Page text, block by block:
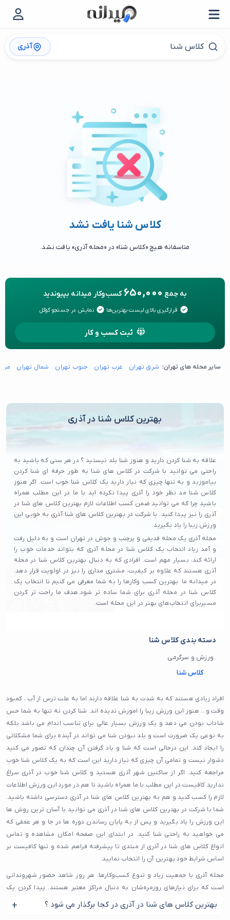
آذری
کلاس شنا یافت نشد
متاسفانه هیچ «کلاس شنا» در «محله آذری» یافت نشد.
به جمع 650,000 کسب‌وکار میدانه بپیوندید
قرارگیری بالای لیست بهترین‌ها نمایش در جستجو گوگل
ثبت کسب و کار
سایر محله های تهران: شرق تهران غرب تهران جنوب تهران شمال تهران
بهترین کلاس شنا در آذری
علاقه به شنا کردن دارید و هنوز شنا بلد نیستید ؟ در هر سنی که باشید به
راحتی می توانید با شرکت در کلاس های شنا به طور حرفه ای شنا کردن
بیاموزید و به تنها چیزی که نیاز دارید یک کلاس شنا خوب است. اگر هنوز
کلاس شنا مد نظر خود را آذری پیدا نکرده اید با ما در این مطلب همراه
باشید چرا که می توانید ضمن کسب اطلاعات لازم بهترین کلاس های شنا در
آذری را نیز پیدا کنید. با شرکت در بهترین کلاس های شنا آذری به خوبی این
ورزش زیبا را یاد بگیرید.
محله آذری یک محله قدیمی و پرچنب و جوش در تهران است و به دلیل رفت
و آمد زیاد انتخاب یک کلاس شنا در محله آذری که بتواند خدمات خوب را
ارائه کند، بسیار مهم است. افرادی که به دنبال بهترین کلاس شنا در محله
آذری هستند که علاوه بر کیفیت، مشتری‌ مداری را نیز در اولویت قرار دهد.
در میدانه ما بهترین کسب‌ وکارها را به شما معرفی می‌ کنیم تا انتخاب یک
کلاس شنا در محله آذری برای شما ساده‌ تر شود.هدف ما راحت تر کردن
مسیربرای انتخاب‌های بهتر در این محله است.
دسته بندی کلاس شنا
ورزش و سرگرمی
کلاس شنا
افراد زیادی هستند که به شدت به شنا علاقه دارند اما به علت ترس از آب ، کمبود
وقت و... هنوز این ورزش زیبا را اموزش ندیده اند. شنا کردن نه تنها به شما حس
شاداب بودن می دهد و یک ورزش بسیار عالی برای تناسب اندام می باشد بلکه
به نوعی یک ضرورت است و بلد نبودن شنا می تواند در آینده برای شما مشکلاتی
را ایجاد کند. این درحالی است که شنا و یاد گرفتن آن چندان که تصور می کنید
دشوار نیست و تمامی آن چیزی که نیاز دارید این است که به یک کلاس شنا خوب
مراجعه کنید. اگر از ساکنین شهر آذری هستید و کلاس شنا خوب در آذری سراغ
ندارید کافیست در این مطلب با ما همراه باشید تا هم در مورد این ورزش اطلاعات
لازم را کسب کنید و هم به بهترین کلاس های شنا در آذری دسترسی داشته باشید.
شما با شرکت در بهترین کلاس های شنا در آذری می توانید با آسان ترین روش ها
این ورزش را یاد بگیرید و پس از به پایان رساندن دوره ها در جا و هر عمقی که
می خواهید به راحتی شنا کنید. در ابتدای این صفحه امکان مشاهده و تماس
انواع کلاس های شنا در آذری از مبتدی تا پیشرفته فراهم شده و تنها کافیست بر
اساس شرایط خود بهترین آن را انتخاب نمایید.
محله آذری با جمعیت زیاد و تنوع کسب‌وکارها، هر روز شاهد حضور شهروندانی
است که برای نیازهای روزمره‌شان به دنبال مراکز معتبر هستند. پیدا کردن یک
کلاس شنا در محله آذری که هم خدمات باکیفیت ارائه دهد و هم مورد اعتماد
بهترین کلاس های شنا در آذری در کجا برگذار می شود ؟